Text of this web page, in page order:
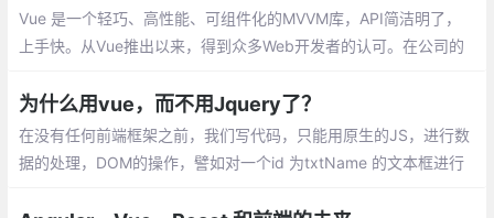
Vue 是一个轻巧、高性能、可组件化的MVVM库，API简洁明了，
上手快。从Vue推出以来，得到众多Web开发者的认可。在公司的
并投入正式使用
为什么用vue，而不用Jquery了？
在没有任何前端框架之前，我们写代码，只能用原生的JS，进行数
据的处理，DOM的操作，譬如对一个id 为txtName 的文本框进行